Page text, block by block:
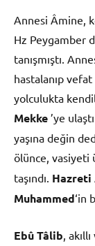
Annesi Âmine,
Hz Peygamber
tanışmıştı.
hastalanıp
yolculukta
Mekke ’ye
yaşına değin
ölünce, vasiyeti
taşındı. Hazreti
Muhammed‘in
Ebû Tâlib ,